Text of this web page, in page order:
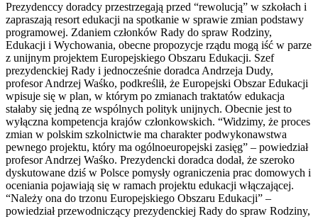
Prezydenccy doradcy przestrzegają przed “rewolucją” w szkołach i
zapraszają resort edukacji na spotkanie w sprawie zmian podstawy
programowej. Zdaniem członków Rady do spraw Rodziny,
Edukacji i Wychowania, obecne propozycje rządu mogą iść w parze
z unijnym projektem Europejskiego Obszaru Edukacji. Szef
prezydenckiej Rady i jednocześnie doradca Andrzeja Dudy,
profesor Andrzej Waśko, podkreślił, że Europejski Obszar Edukacji
wpisuje się w plan, w którym po zmianach traktatów edukacja
stałaby się jedną ze wspólnych polityk unijnych. Obecnie jest to
wyłączna kompetencja krajów członkowskich. “Widzimy, że proces
zmian w polskim szkolnictwie ma charakter podwykonawstwa
pewnego projektu, który ma ogólnoeuropejski zasięg” – powiedział
profesor Andrzej Waśko. Prezydencki doradca dodał, że szeroko
dyskutowane dziś w Polsce pomysły ograniczenia prac domowych i
oceniania pojawiają się w ramach projektu edukacji włączającej.
“Należy ona do trzonu Europejskiego Obszaru Edukacji” –
powiedział przewodniczący prezydenckiej Rady do spraw Rodziny,